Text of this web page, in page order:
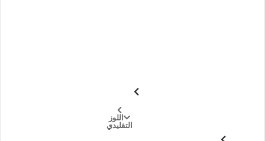
اللوز
التقليدي